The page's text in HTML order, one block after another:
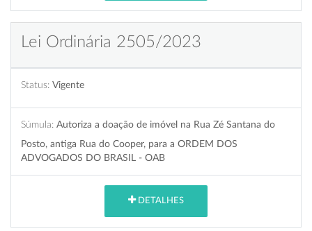
Lei Ordinária 2505/2023
Status: Vigente
Súmula: Autoriza a doação de imóvel na Rua Zé Santana do
Posto, antiga Rua do Cooper, para a ORDEM DOS
ADVOGADOS DO BRASIL - OAB
DETALHES